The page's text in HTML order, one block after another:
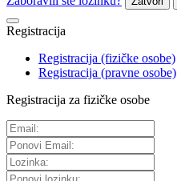
Registracija
Registracija (fizičke osobe)
Registracija (pravne osobe)
Registracija za fizičke osobe